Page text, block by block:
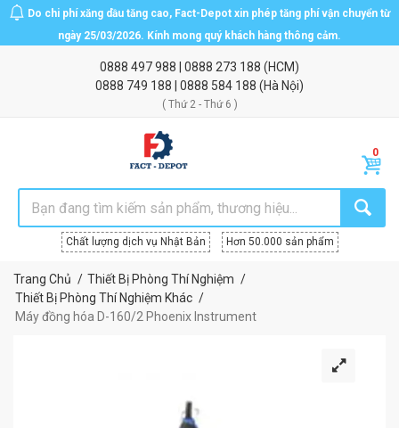
Do chi phí xăng dầu tăng cao, Fact-Depot xin phép tăng phí vận chuyển từ
ngày 25/03/2026. Kính mong quý khách hàng thông cảm.
0888 497 988 0888 273 188 (HCM)
0888 749 188
0888 584 188 (Hà Nội)
( Thứ 2 - Thứ 6 )
Chất lượng dịch vụ Nhật Bản Hơn 50.000 sản phẩm
Trang Chủ
Thiết Bị Phòng Thí Nghiệm
Thiết Bị Phòng Thí Nghiệm Khác
Máy đồng hóa D-160/2 Phoenix Instrument